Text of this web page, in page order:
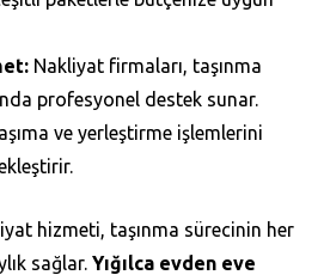
Nakliyat firmaları, taşınma
profesyonel destek sunar.
ve yerleştirme işlemlerini
hizmeti, taşınma sürecinin her
sağlar. Yığılca evden eve